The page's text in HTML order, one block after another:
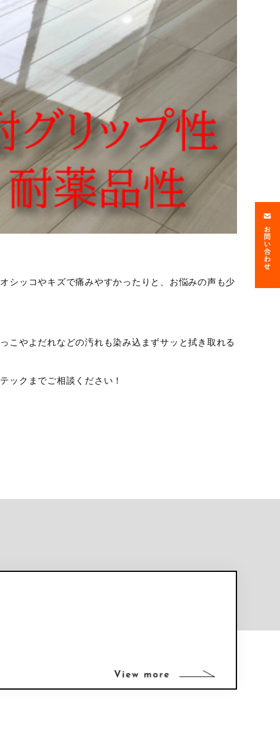
シッコやキズで痛みやすかったりと、お悩みの声も少
こやよだれなどの汚れも染み込まずサッと拭き取れる
ックまでご相談ください！